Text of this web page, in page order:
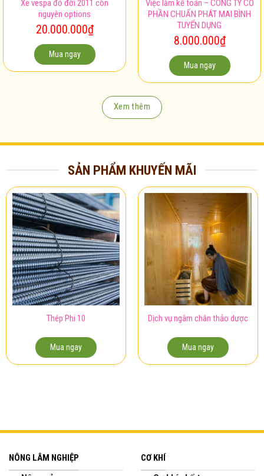
Xe vespa đỏ đời 2011 còn
nguyên options
20.000.000₫
Việc làm kế toán – CÔNG TY CỔ
PHẦN CHUẨN PHÁT MAI BÌNH
TUYỂN DỤNG
8.000.000₫
SẢN PHẨM KHUYẾN MÃI
Thép Phi 10
Mua ngay
Dịch vụ ngâm chân thảo dược
Mua ngay
NÔNG LÂM NGHIỆP